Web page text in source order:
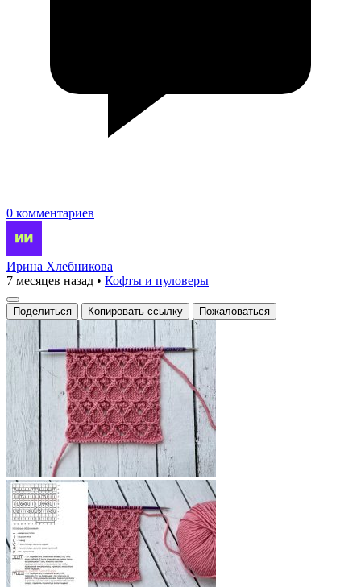
0 комментариев
Ирина Хлебникова
7 месяцев назад • Кофты и пуловеры
Поделиться Копировать ссылку Пожаловаться